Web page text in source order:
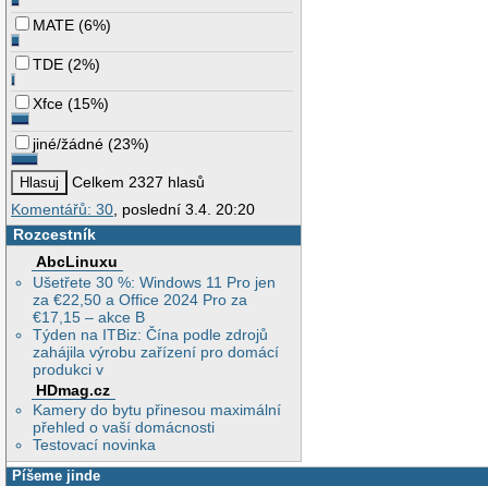
MATE (6%)
TDE (2%)
Xfce (15%)
jiné/žádné (23%)
Celkem 2327 hlasů
Komentářů: 30, poslední 3.4. 20:20
Rozcestník
AbcLinuxu
Ušetřete 30 %: Windows 11 Pro jen
za €22,50 a Office 2024 Pro za
€17,15 – akce B
Týden na ITBiz: Čína podle zdrojů
zahájila výrobu zařízení pro domácí
produkci v
HDmag.cz
Kamery do bytu přinesou maximální
přehled o vaší domácnosti
Testovací novinka
Píšeme jinde